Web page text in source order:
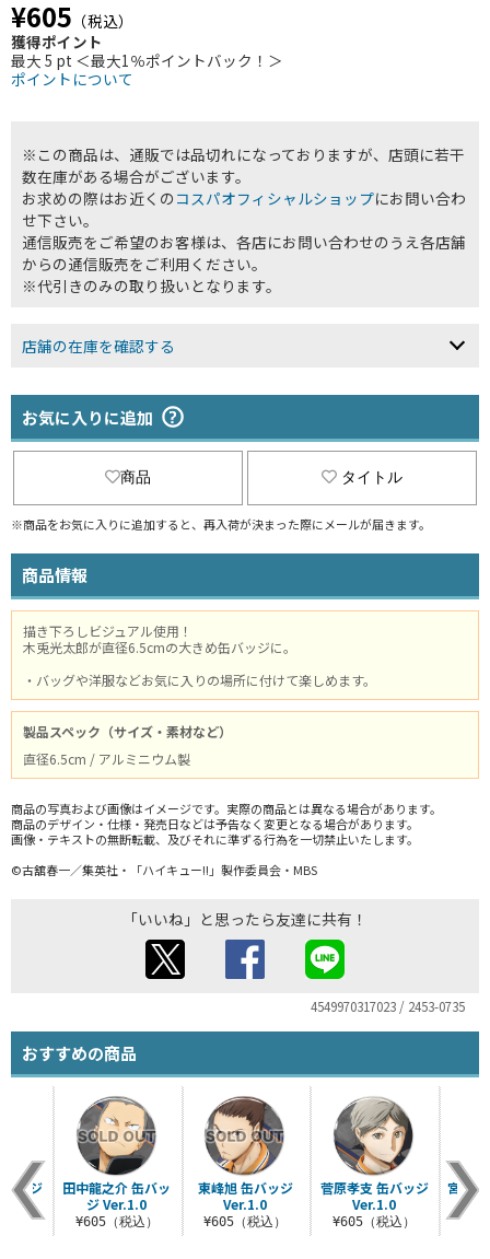
¥605 （税込）
獲得ポイント
最大 5 pt ＜最大1％ポイントバック！＞
ポイントについて
※この商品は、通販では品切れになっておりますが、店頭に若干
数在庫がある場合がございます。
お求めの際はお近くの コスパオフィシャルショップにお問い合わ
せ下さい。
通信販売をご希望のお客様は、各店にお問い合わせのうえ各店舗
からの通信販売をご利用ください。
※代引きのみの取り扱いとなります。
店舗の在庫を確認する
お気に入りに追加
商品 タイトル
※商品をお気に入りに追加すると、再入荷が決まった際にメールが届きます。
商品情報
描き下ろしビジュアル使用！
木兎光太郎が直径6.5cmの大きめ缶バッジに。
・バッグや洋服などお気に入りの場所に付けて楽しめます。
製品スペック（サイズ・素材など）
直径6.5cm / アルミニウム製
商品の写真および画像はイメージです。実際の商品とは異なる場合があります。
商品のデザイン・仕様・発売日などは予告なく変更となる場合があります。
画像・テキストの無断転載、及びそれに準ずる行為を一切禁止いたします。
©古舘春一／集英社・「ハイキュー!!」製作委員会・MBS
「いいね」と思ったら友達に共有！
4549970317023 / 2453-0735
おすすめの商品
東峰旭 缶バッジ
Ver.1.0
¥605（税込）
菅原孝支 缶バッジ
Ver.1.0
¥605（税込）
宮治
ジ
ッジ
込）
田中龍之介 缶バッ
ジ Ver.1.0
¥605（税込）